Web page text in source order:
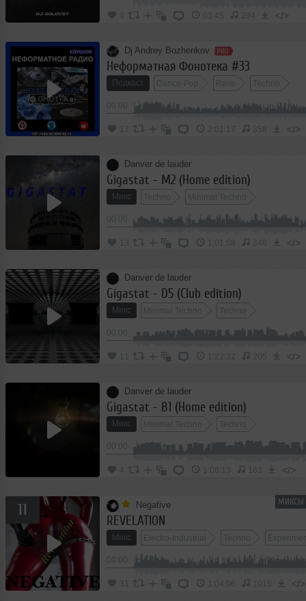
9 03:45 294 </>
Dj Andrey Bozhenkov
Неформатная Фонотека #33
Подкаст Dance-Pop Rave Techno
17 2:01:17 358 </>
Danver de lauder
Gigastat - M2 (Home edition)
Микс Techno Minimal Techno
13 1:01:58 346 </>
Danver de lauder
Gigastat - D5 (Club edition)
Микс Minimal Techno Techno
1:22:32 205 </>
Danver de lauder
Gigastat - B1 (Home edition)
Микс Minimal Techno Techno
1:06:13 163 </>
МИКСЫ
11 Negative
REVELATION
Микс Electro-Industrial Techno
31 1:04:06 1015 </>